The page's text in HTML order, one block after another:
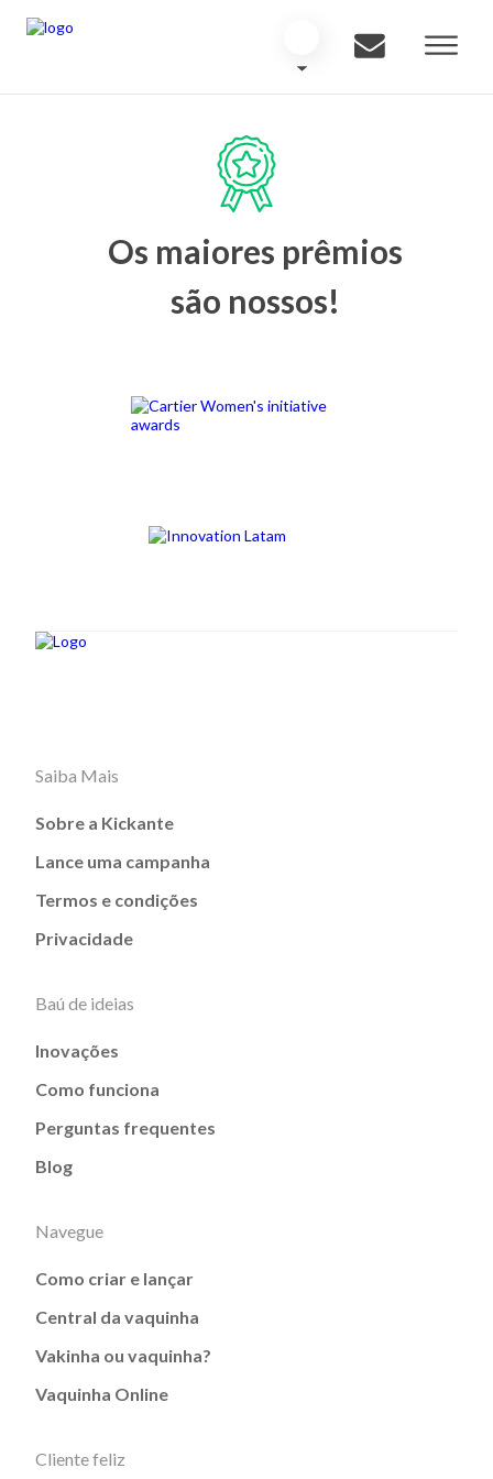
Os maiores prêmios
são nossos!
Saiba Mais
Sobre a Kickante
Lance uma campanha
Termos e condições
Privacidade
Baú de ideias
Inovações
Como funciona
Perguntas frequentes
Blog
Navegue
Como criar e lançar
Central da vaquinha
Vakinha ou vaquinha?
Vaquinha Online
Cliente feliz